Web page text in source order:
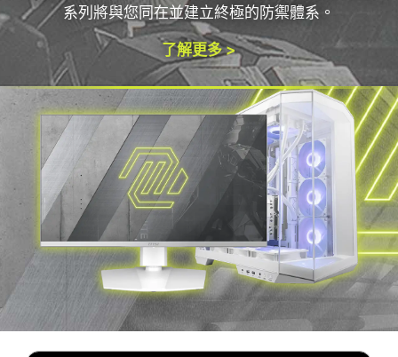
系列將與您同在並建立終極的防禦體系。
了解更多 >